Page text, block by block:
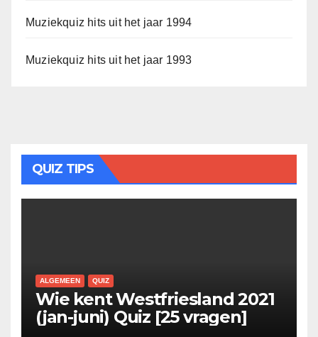
Muziekquiz hits uit het jaar 1994
Muziekquiz hits uit het jaar 1993
QUIZ TIPS
ALGEMEEN QUIZ
Wie kent Westfriesland 2021
(jan-juni) Quiz [25 vragen]